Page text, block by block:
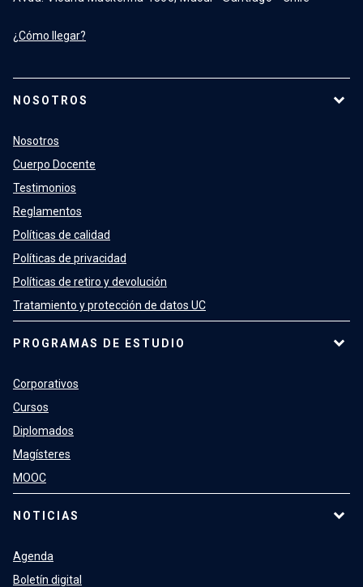
¿Cómo llegar?
NOSOTROS
Nosotros
Cuerpo Docente
Testimonios
Reglamentos
Políticas de calidad
Políticas de privacidad
Políticas de retiro y devolución
Tratamiento y protección de datos UC
PROGRAMAS DE ESTUDIO
Corporativos
Cursos
Diplomados
Magísteres
MOOC
NOTICIAS
Agenda
Boletín digital